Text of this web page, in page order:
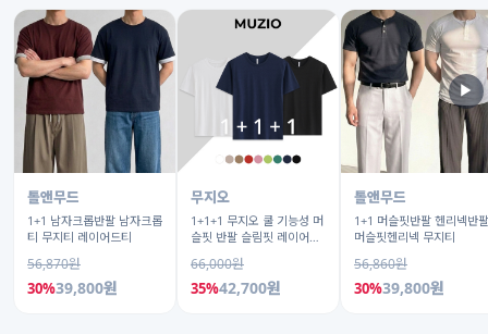
톨앤무드
1+1 남자크롭반팔 남자크롭
티 무지티 레이어드티
56,870원
30%39,800원
무지오
1+1+1 무지오 쿨 기능성 머
슬핏 반팔 슬림핏 레이어드
66,000원
35%42,700원
톨앤무드
1+1 머슬핏반팔 헨리넥반팔
머슬핏헨리넥 무지티
56,860원
30%39,800원
▶